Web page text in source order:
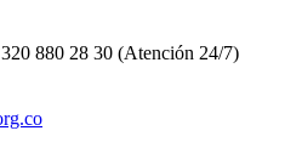
880 28 30 (Atención 24/7)